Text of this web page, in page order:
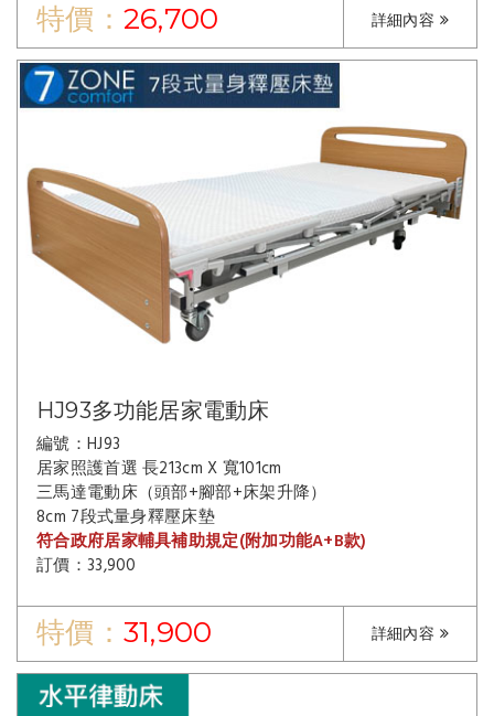
特價： 26,700 詳細內容
HJ93多功能居家電動床
編號：HJ93
居家照護首選 長213cm X 寬101cm
三馬達電動床（頭部+腳部+床架升降）
8cm 7段式量身釋壓床墊
符合政府居家輔具補助規定(附加功能A+B款)
訂價：33,900
特價： 31,900 詳細內容